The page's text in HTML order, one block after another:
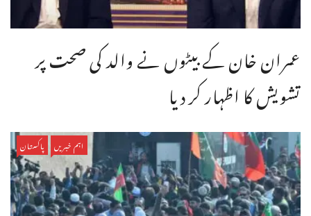
عمران خان کے بیٹوں نے والد کی صحت پر
تشویش کا اظہار کر دیا
اہم خبریں پاکستان